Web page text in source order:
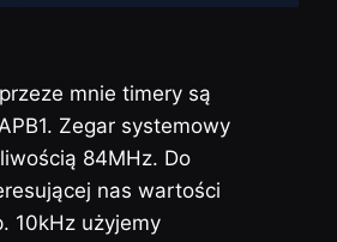
mnie timery są
Zegar systemowy
84MHz. Do
nas wartości
10kHz użyjemy